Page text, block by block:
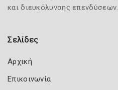
και διευκόλυνσης επενδύσεων.
Σελίδες
Αρχική
Επικοινωνία